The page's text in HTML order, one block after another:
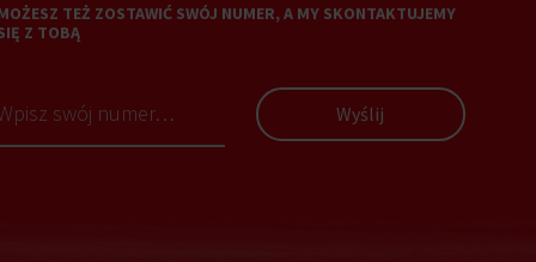
TEŻ ZOSTAWIĆ SWÓJ NUMER, A MY SKONTAKTUJEMY
Z TOBĄ
Wyślij